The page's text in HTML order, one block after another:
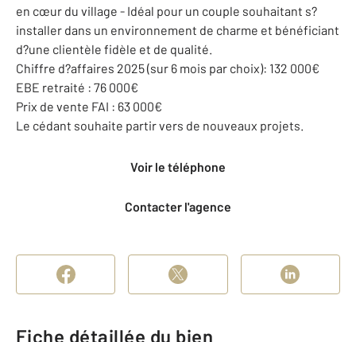
en cœur du village - Idéal pour un couple souhaitant s?
installer dans un environnement de charme et bénéficiant
d?une clientèle fidèle et de qualité.
Chiffre d?affaires 2025 (sur 6 mois par choix): 132 000€
EBE retraité : 76 000€
Prix de vente FAI : 63 000€
Le cédant souhaite partir vers de nouveaux projets.
Voir le téléphone
Contacter l'agence
Fiche détaillée du bien